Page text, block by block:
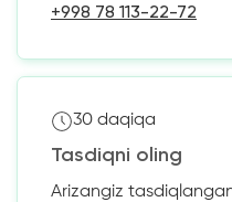
+998 78 113-22-72
30 daqiqa
Tasdiqni oling
Arizangiz